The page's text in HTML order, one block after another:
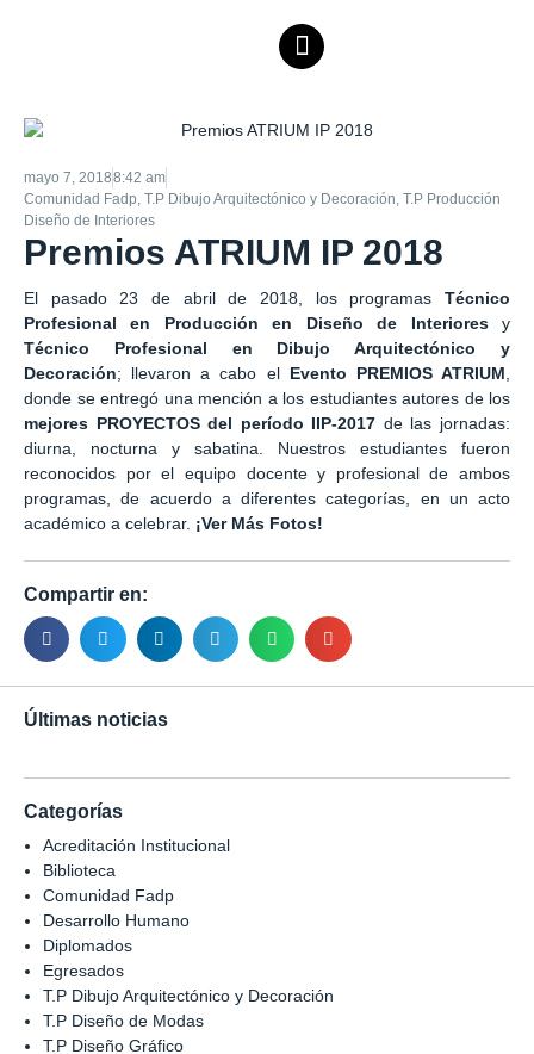
mayo 7, 20188:42 am
Comunidad Fadp T.P Dibujo Arquitectónico y Decoración T.P Producción
Diseño de Interiores
Premios ATRIUM IP 2018
El pasado 23 de abril de 2018, los programas Técnico
Profesional en Producción en Diseño de Interioresy
Técnico Profesional en Dibujo Arquitectónico y
Decoración; llevaron a cabo el Evento PREMIOS ATRIUM
donde se entregó una mención a los estudiantes autores de los
mejores PROYECTOS del período IIP-2017 de las jornadas:
diurna, nocturna y sabatina. Nuestros estudiantes fueron
reconocidos por el equipo docente y profesional de ambos
programas, de acuerdo a diferentes categorías, en un acto
académico a celebrar. ¡Ver Más Fotos!
Compartir en:
Últimas noticias
Categorías
Acreditación Institucional
Biblioteca
Comunidad Fadp
Desarrollo Humano
Diplomados
Egresados
T.P Dibujo Arquitectónico y Decoración
T.P Diseño de Modas
T.P Diseño Gráfico